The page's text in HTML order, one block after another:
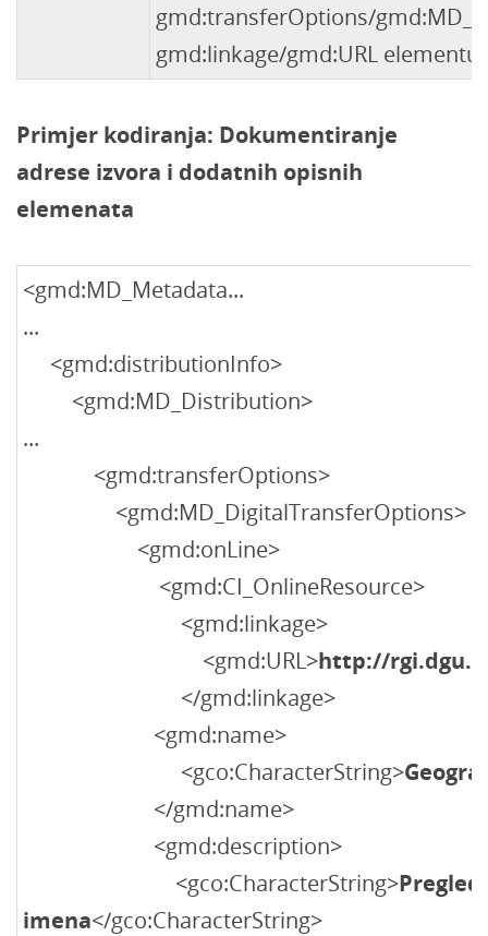
gmd:transferOptions/
gmd:linkage/gmd:URL
Primjer kodiranja: Dokumentiranje
adrese izvora i dodatnih opisnih
elemenata
<gmd:MD_Metadata...
...
<gmd:distributionInfo>
<gmd:MD_Distribution>
...
<gmd:transferOptions>
<gmd:MD_DigitalTransferOptions>
<gmd:onLine>
<gmd:CI_OnlineResource>
<gmd:linkage>
<gmd:URL>http://
</gmd:linkage>
<gmd:name>
<gco:CharacterString>
</gmd:name>
<gmd:description>
<gco:CharacterString>
imena</gco:CharacterString>